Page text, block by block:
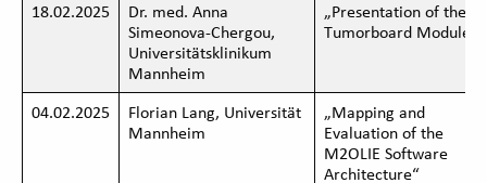
18.02.2025
Dr. med. Anna
Simeonova-Chergou,
Universitätsklinikum
Mannheim
„Presentation of the
Tumorboard Module“
04.02.2025
Florian Lang, Universität
Mannheim
„Mapping and
Evaluation of the
M2OLIE Software
Architecture“